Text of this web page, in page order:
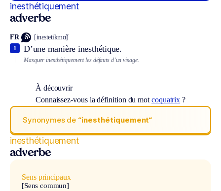
inesthétiquement
adverbe
FR [inɛstetikmɑ̃]
D’une manière inesthétique.
1
Masquer inesthétiquement les défauts d’un visage.
À découvrir
Connaissez-vous la définition du mot coquatrix ?
Synonymes de “inesthétiquement“
inesthétiquement
adverbe
Sens principaux
[Sens commun]